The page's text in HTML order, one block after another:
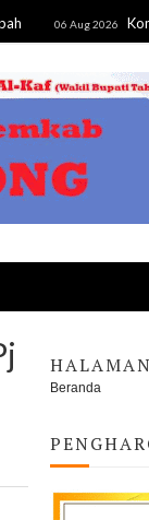
2026 Komisi IV
HALAMAN
Beranda